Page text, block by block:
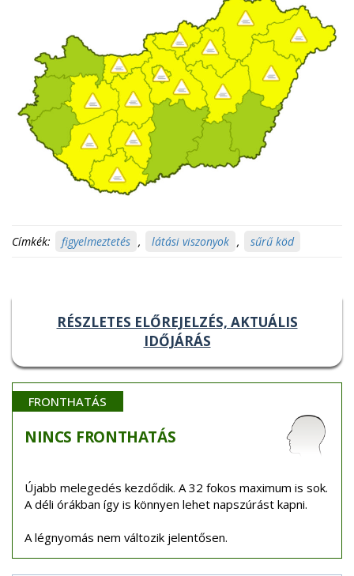
Címkék: figyelmeztetés , látási viszonyok , sűrű köd
RÉSZLETES ELŐREJELZÉS, AKTUÁLIS
IDŐJÁRÁS
FRONTHATÁS
NINCS FRONTHATÁS
Újabb melegedés kezdődik. A 32 fokos maximum is sok.
A déli órákban így is könnyen lehet napszúrást kapni.
A légnyomás nem változik jelentősen.